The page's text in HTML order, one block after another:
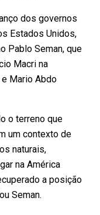
dos governos
Estados Unidos,
Pablo Seman, que
Macri na
Mario Abdo
o terreno que
um contexto de
naturais,
na América
a posição
Seman.